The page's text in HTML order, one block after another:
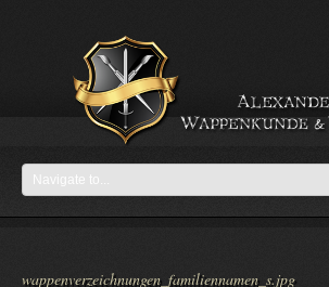
wappenverzeichnungen_familiennamen_s.jpg